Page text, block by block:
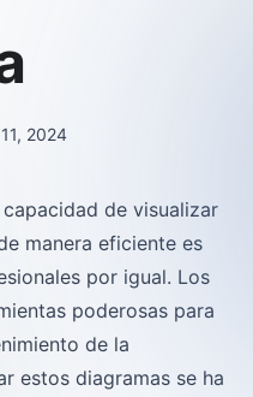
2024
de visualizar
manera eficiente es
por igual. Los
poderosas para
de la
estos diagramas se ha